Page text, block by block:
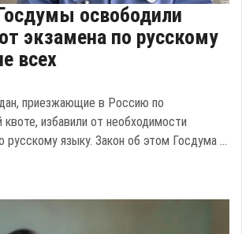
освободили
экзамена по русскому
всех
приезжающие в Россию по
квоте, избавили от необходимости
русскому языку. Закон об этом Госдума ...